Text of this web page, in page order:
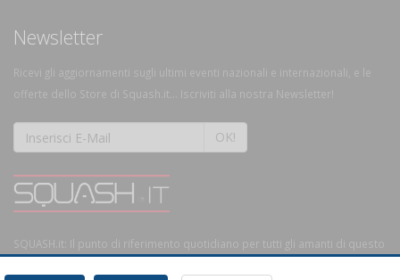
Newsletter
Ricevi gli aggiornamenti sugli ultimi eventi nazionali e internazionali, e le
offerte dello Store di Squash.it... Iscriviti alla nostra Newsletter!
OK!
SQUASH.it: Il punto di riferimento quotidiano per tutti gli amanti di questo